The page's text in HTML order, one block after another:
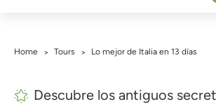
Home > Tours > Lo mejor de Italia en 13 días
Descubre los antiguos